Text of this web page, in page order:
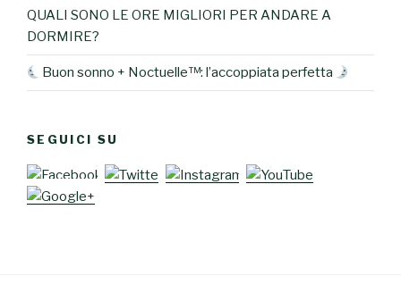
QUALI SONO LE ORE MIGLIORI PER ANDARE A
DORMIRE?
Buon sonno + Noctuelle™: l’accoppiata perfetta
SEGUICI SU